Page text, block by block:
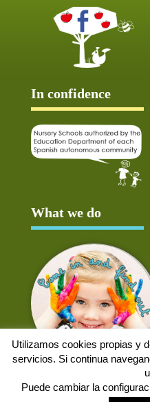
In confidence
What we do
Utilizamos cookies propias y
servicios. Si continua
Puede cambiar la
Aviso Legal Política de